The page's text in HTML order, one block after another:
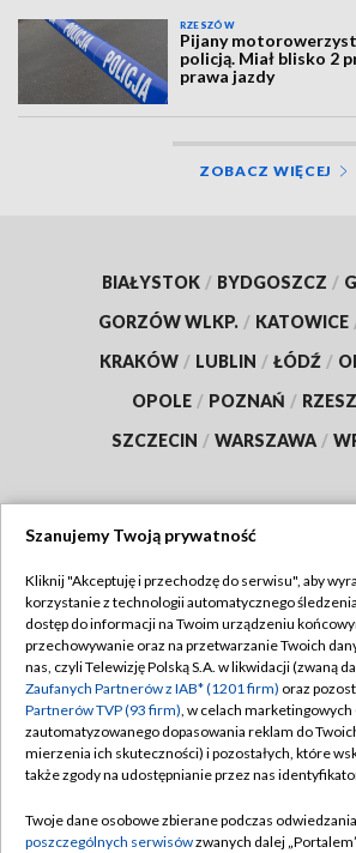
RZESZÓW
Pijany
policją. Miał blisko 2
prawa jazdy
ZOBACZ WIĘCEJ
BIAŁYSTOK / BYDGOSZCZ /
GORZÓW WLKP. / KATOWICE
KRAKÓW / LUBLIN / ŁÓDŹ /
OPOLE / POZNAŃ /
SZCZECIN / WARSZAWA /
TVP
Abonament TVP
Emisja w TVP
Centrum informacji TVP
Naziemna Telewizja Cyfrowa
Rada Programowa
Regulamin TVP
Polityka
Moje zgody
Pomoc
Kontakt
Szanujemy Twoją prywatność
Kliknij "Akceptuję i przechodzę do serwisu", aby
korzystanie z technologii automatycznego
dostęp do informacji na Twoim urządzeniu
przechowywanie oraz na przetwarzanie Twoich
nas, czyli Telewizję Polską S.A. w likwidacji (zwaną
Zaufanych Partnerów z IAB* (1201 firm) oraz
Partnerów TVP (93 firm), w celach marketingowych
zautomatyzowanego dopasowania reklam do
mierzenia ich skuteczności) i pozostałych, które
także zgody na udostępnianie przez nas
Twoje dane osobowe zbierane podczas
poszczególnych serwisówzwanych dalej